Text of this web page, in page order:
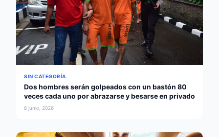
SIN CATEGORÍA
Dos hombres serán golpeados con un bastón 80
veces cada uno por abrazarse y besarse en privado
8 junio, 2026